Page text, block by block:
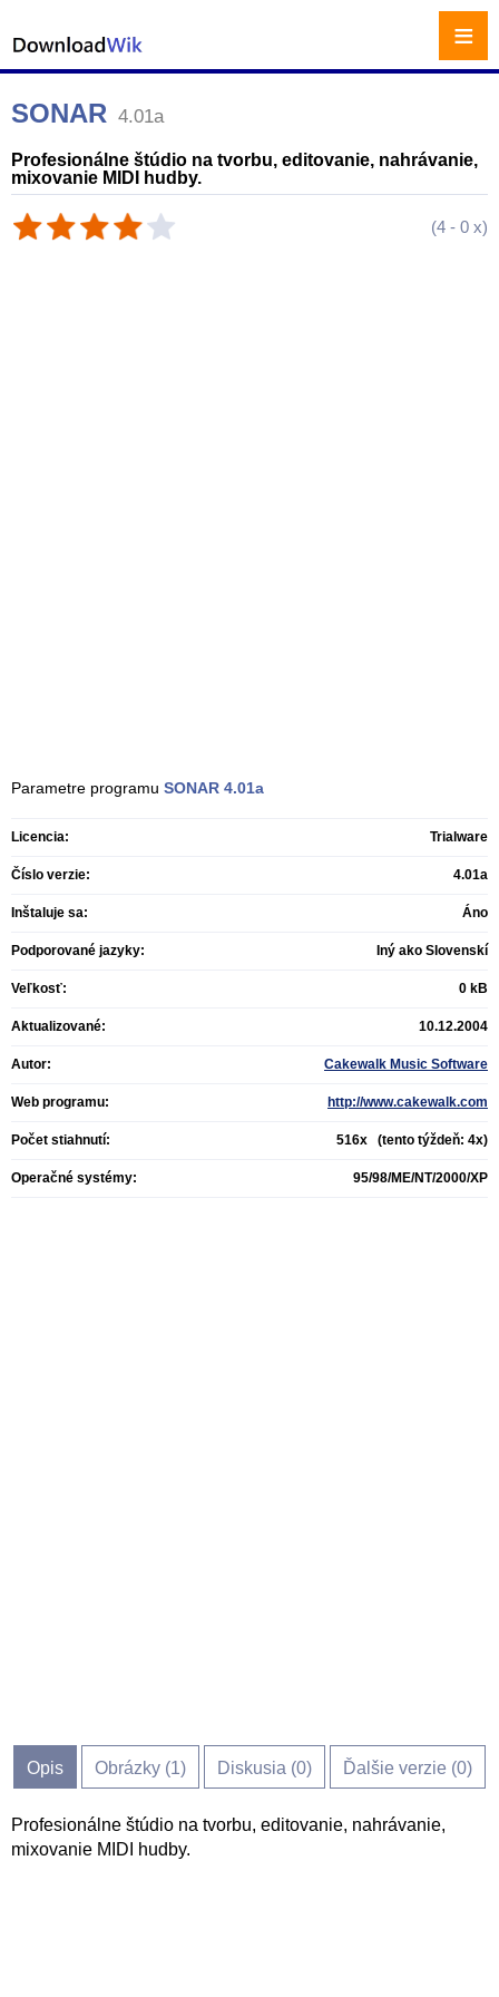
SONAR 4.01a
Profesionálne štúdio na tvorbu, editovanie, nahrávanie,
mixovanie MIDI hudby.
(4 - 0 x)
Parametre programu SONAR 4.01a
Licencia: Trialware
Číslo verzie: 4.01a
Inštaluje sa: Áno
Podporované jazyky: Iný ako Slovenskí
Veľkosť: 0 kB
Aktualizované: 10.12.2004
Autor: Cakewalk Music Software
Web programu: http://www.cakewalk.com
Počet stiahnutí: 516x (tento týždeň: 4x)
Operačné systémy: 95/98/ME/NT/2000/XP
Opis Obrázky (1) Diskusia (0) Ďalšie verzie (0)
Profesionálne štúdio na tvorbu, editovanie, nahrávanie,
mixovanie MIDI hudby.
≡